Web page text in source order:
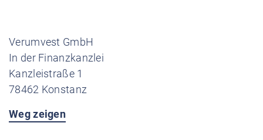
Verumvest GmbH
In der Finanzkanzlei
Kanzleistraße 1
78462 Konstanz
Weg zeigen